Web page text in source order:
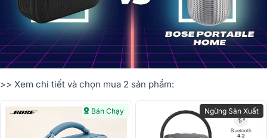
>> Xem chi tiết và chọn mua 2 sản phẩm:
Bán Chạy Ngừng Sản Xuất